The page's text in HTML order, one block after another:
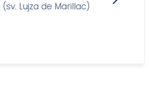
(sv. Lujza de Marillac)